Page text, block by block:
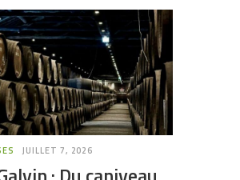
JUILLET 7, 2026